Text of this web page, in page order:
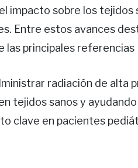
impacto sobre los
Entre estos avances
las principales referencias
radiación de alta
tejidos sanos y
clave en pacientes